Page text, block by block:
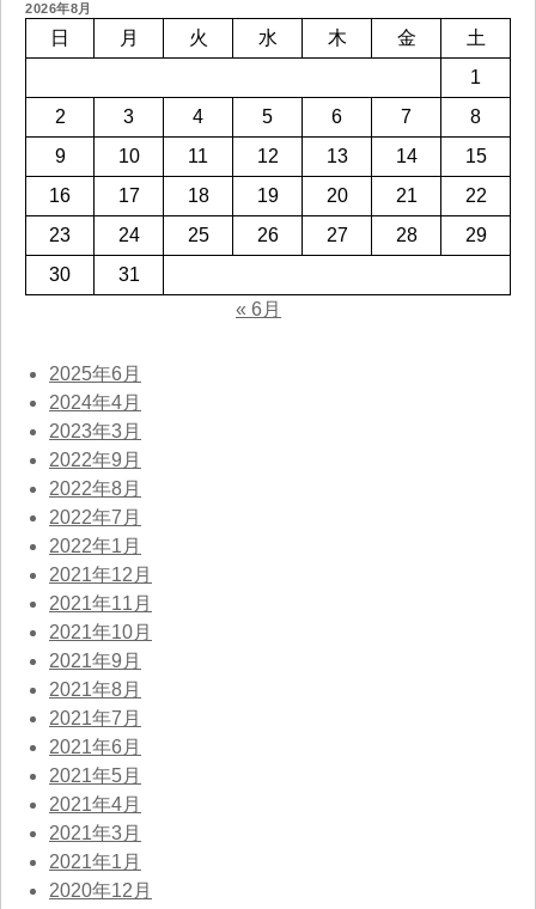
2026年8月
日 月 火 水 木 金
土
1
2
3 4 5 6 7
8
9
10 11 12 13 14
15
16
17 18 19 20 21
22
23
24 25 26 27 28
29
30
31
« 6月
2025年6月
2024年4月
2023年3月
2022年9月
2022年8月
2022年7月
2022年1月
2021年12月
2021年11月
2021年10月
2021年9月
2021年8月
2021年7月
2021年6月
2021年5月
2021年4月
2021年3月
2021年1月
2020年12月